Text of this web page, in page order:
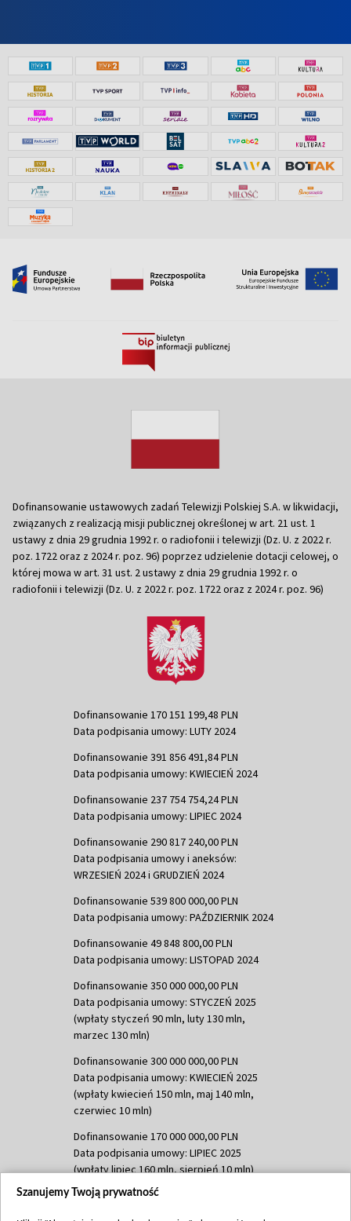
Dofinansowanie ustawowych zadań Telewizji Polskiej S.A. w likwidacji,
związanych z realizacją misji publicznej określonej w art. 21 ust. 1
ustawy z dnia 29 grudnia 1992 r. o radiofonii i telewizji (Dz. U. z 2022 r.
poz. 1722 oraz z 2024 r. poz. 96) poprzez udzielenie dotacji celowej, o
której mowa w art. 31 ust. 2 ustawy z dnia 29 grudnia 1992 r. o
radiofonii i telewizji (Dz. U. z 2022 r. poz. 1722 oraz z 2024 r. poz. 96)
Dofinansowanie 170 151 199,48 PLN
Data podpisania umowy: LUTY 2024
Dofinansowanie 391 856 491,84 PLN
Data podpisania umowy: KWIECIEŃ 2024
Dofinansowanie 237 754 754,24 PLN
Data podpisania umowy: LIPIEC 2024
Dofinansowanie 290 817 240,00 PLN
Data podpisania umowy i aneksów:
WRZESIEŃ 2024 i GRUDZIEŃ 2024
Dofinansowanie 539 800 000,00 PLN
Data podpisania umowy: PAŹDZIERNIK 2024
Dofinansowanie 49 848 800,00 PLN
Data podpisania umowy: LISTOPAD 2024
Dofinansowanie 350 000 000,00 PLN
Data podpisania umowy: STYCZEŃ 2025
(wpłaty styczeń 90 mln, luty 130 mln,
marzec 130 mln)
Dofinansowanie 300 000 000,00 PLN
Data podpisania umowy: KWIECIEŃ 2025
(wpłaty kwiecień 150 mln, maj 140 mln,
czerwiec 10 mln)
Dofinansowanie 170 000 000,00 PLN
Data podpisania umowy: LIPIEC 2025
(wpłaty lipiec 160 mln, sierpień 10 mln)
Dofinansowanie 60 000 000,00 PLN
Szanujemy Twoją prywatność